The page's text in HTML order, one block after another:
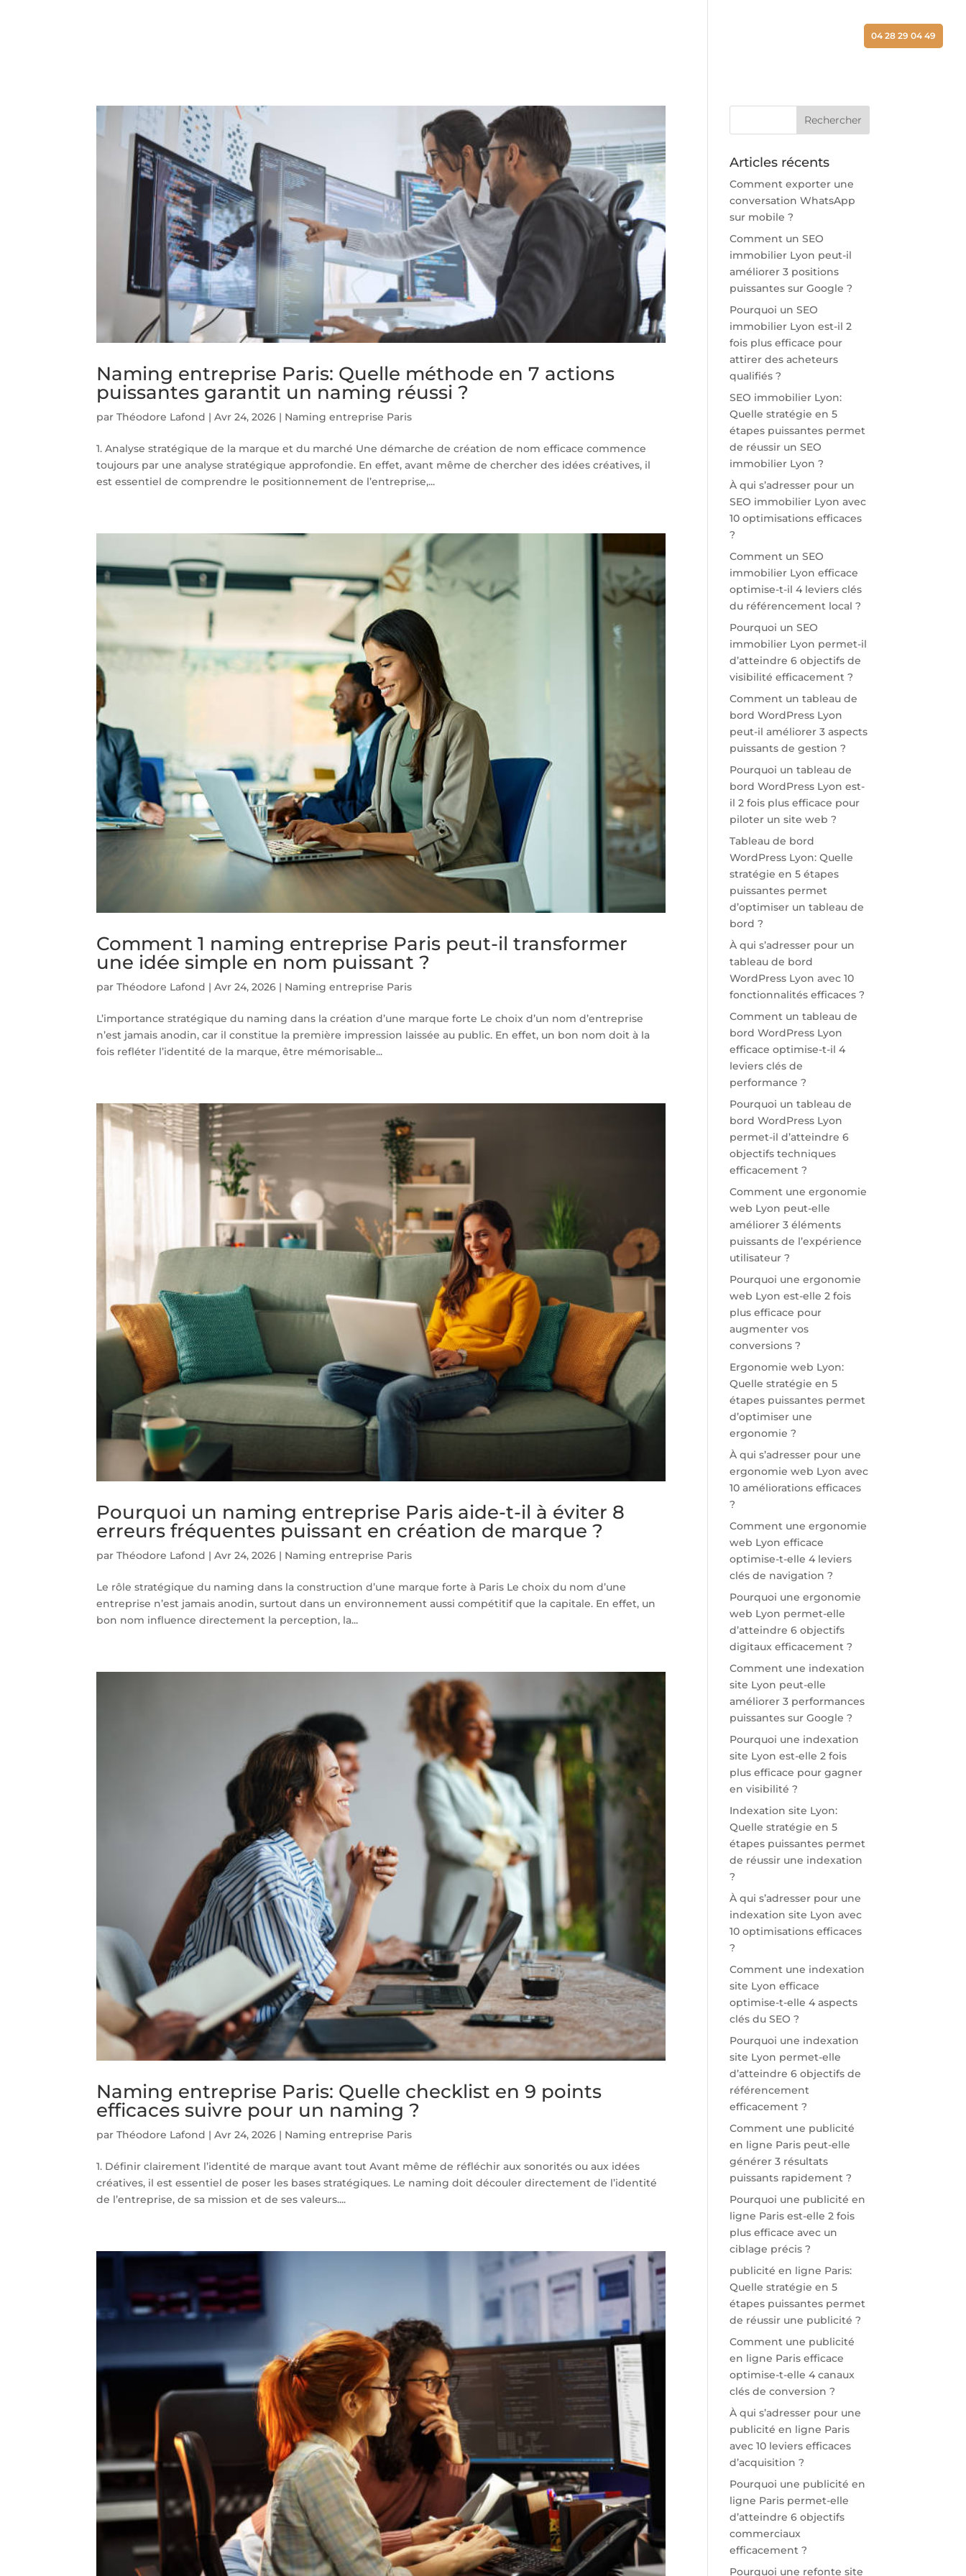
04 28 29 04 49
Naming entreprise Paris: Quelle méthode en 7 actions
puissantes garantit un naming réussi ?
parThéodore Lafond |Avr 24, 2026 | Naming entreprise Paris
1. Analyse stratégique de la marque et du marché Une démarche de création de nom efficace commence
toujours par une analyse stratégique approfondie. En effet, avant même de chercher des idées créatives, il
est essentiel de comprendre le positionnement de l’entreprise,...
Comment 1 naming entreprise Paris peut-il transformer
une idée simple en nom puissant ?
parThéodore Lafond |Avr 24, 2026 | Naming entreprise Paris
L’importance stratégique du naming dans la création d’une marque forte Le choix d’un nom d’entreprise
n’est jamais anodin, car il constitue la première impression laissée au public. En effet, un bon nom doit à la
fois refléter l’identité de la marque, être mémorisable...
Pourquoi un naming entreprise Paris aide-t-il à éviter 8
erreurs fréquentes puissant en création de marque ?
parThéodore Lafond |Avr 24, 2026 | Naming entreprise Paris
Le rôle stratégique du naming dans la construction d’une marque forte à Paris Le choix du nom d’une
entreprise n’est jamais anodin, surtout dans un environnement aussi compétitif que la capitale. En effet, un
bon nom influence directement la perception, la...
Naming entreprise Paris: Quelle checklist en 9 points
efficaces suivre pour un naming ?
parThéodore Lafond |Avr 24, 2026 | Naming entreprise Paris
1. Définir clairement l’identité de marque avant tout Avant même de réfléchir aux sonorités ou aux idées
créatives, il est essentiel de poser les bases stratégiques. Le naming doit découler directement de l’identité
de l’entreprise, de sa mission et de ses valeurs....
Articles récents
Comment exporter une
conversation WhatsApp
sur mobile ?
Comment un SEO
immobilier Lyon peut-il
améliorer 3 positions
puissantes sur Google ?
Pourquoi un SEO
immobilier Lyon est-il 2
fois plus efficace pour
attirer des acheteurs
qualifiés ?
SEO immobilier Lyon:
Quelle stratégie en 5
étapes puissantes permet
de réussir un SEO
immobilier Lyon ?
À qui s’adresser pour un
SEO immobilier Lyon avec
10 optimisations efficaces
?
Comment un SEO
immobilier Lyon efficace
optimise-t-il 4 leviers clés
du référencement local ?
Pourquoi un SEO
immobilier Lyon permet-il
d’atteindre 6 objectifs de
visibilité efficacement ?
Comment un tableau de
bord WordPress Lyon
peut-il améliorer 3 aspects
puissants de gestion ?
Pourquoi un tableau de
bord WordPress Lyon est-
il 2 fois plus efficace pour
piloter un site web ?
Tableau de bord
WordPress Lyon: Quelle
stratégie en 5 étapes
puissantes permet
d’optimiser un tableau de
bord ?
À qui s’adresser pour un
tableau de bord
WordPress Lyon avec 10
fonctionnalités efficaces ?
Comment un tableau de
bord WordPress Lyon
efficace optimise-t-il 4
leviers clés de
performance ?
Pourquoi un tableau de
bord WordPress Lyon
permet-il d’atteindre 6
objectifs techniques
efficacement ?
Comment une ergonomie
web Lyon peut-elle
améliorer 3 éléments
puissants de l’expérience
utilisateur ?
Pourquoi une ergonomie
web Lyon est-elle 2 fois
plus efficace pour
augmenter vos
conversions ?
Ergonomie web Lyon:
Quelle stratégie en 5
étapes puissantes permet
d’optimiser une
ergonomie ?
À qui s’adresser pour une
ergonomie web Lyon avec
10 améliorations efficaces
?
Comment une ergonomie
web Lyon efficace
optimise-t-elle 4 leviers
clés de navigation ?
Pourquoi une ergonomie
web Lyon permet-elle
d’atteindre 6 objectifs
digitaux efficacement ?
Comment une indexation
site Lyon peut-elle
améliorer 3 performances
puissantes sur Google ?
Pourquoi une indexation
site Lyon est-elle 2 fois
plus efficace pour gagner
en visibilité ?
Indexation site Lyon:
Quelle stratégie en 5
étapes puissantes permet
de réussir une indexation
?
À qui s’adresser pour une
indexation site Lyon avec
10 optimisations efficaces
?
Comment une indexation
site Lyon efficace
optimise-t-elle 4 aspects
clés du SEO ?
Pourquoi une indexation
site Lyon permet-elle
d’atteindre 6 objectifs de
référencement
efficacement ?
Comment une publicité
en ligne Paris peut-elle
générer 3 résultats
puissants rapidement ?
Pourquoi une publicité en
ligne Paris est-elle 2 fois
plus efficace avec un
ciblage précis ?
publicité en ligne Paris:
Quelle stratégie en 5
étapes puissantes permet
de réussir une publicité ?
Comment une publicité
en ligne Paris efficace
optimise-t-elle 4 canaux
clés de conversion ?
À qui s’adresser pour une
publicité en ligne Paris
avec 10 leviers efficaces
d’acquisition ?
Pourquoi une publicité en
ligne Paris permet-elle
d’atteindre 6 objectifs
commerciaux
efficacement ?
Pourquoi une refonte site